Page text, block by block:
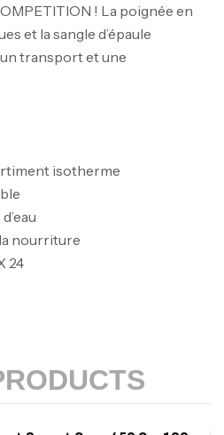
! La poignée en
et la sangle d’épaule
transport et une
isotherme
nourriture
24
Kunnan Funda 1.70m
Inox T26S/35
bateau
367,000
Beachstriker Surf Hybrid
Secret Cove 450 Cm 100